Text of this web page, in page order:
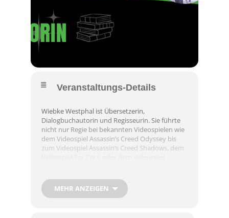
Veranstaltungs-Details
Wiebke Westphal ist Übersetzerin,
Dialogbuchautorin und Regisseurin. Sie führte
nicht nur Regie bei bekannten Videospielen wie
dem Videospiel Assassin’s Creed Odyssey bis
zum Videospiel Assassin’s Creed Shadows, dem
Darüber hinaus war und ist sie für die deutschen
MEHR ANZEIGEN